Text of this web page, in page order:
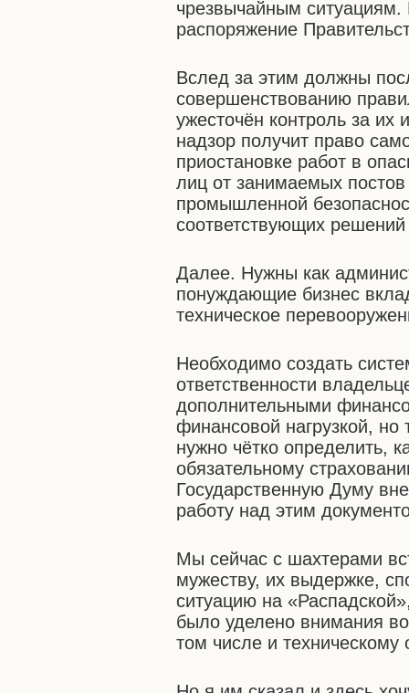
чрезвычайным
распоряжение
Вслед за этим должны
совершенствованию
ужесточён контроль за их
надзор получит право
приостановке работ в
лиц от занимаемых
промышленной
соответствующих
Далее. Нужны как
понуждающие бизнес
техническое
Необходимо создать
ответственности
дополнительными
финансовой нагрузкой,
нужно чётко определить,
обязательному
Государственную Думу
работу над этим
Мы сейчас с шахтерами
мужеству, их выдержке,
ситуацию на
было уделено внимания
том числе и